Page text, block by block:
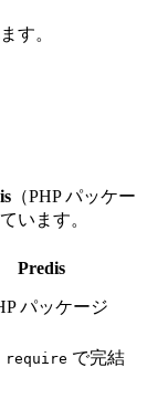
す。
（PHP パッケー
います。
Predis
パッケージ
require で完結